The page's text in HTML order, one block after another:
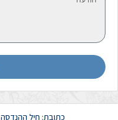
כתובת: חיל ההנדסה 10, אילת